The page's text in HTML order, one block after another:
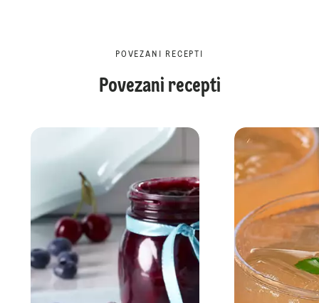
POVEZANI RECEPTI
Povezani recepti